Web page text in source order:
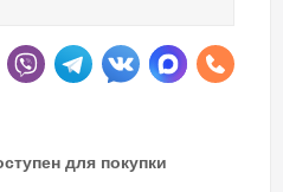
для покупки